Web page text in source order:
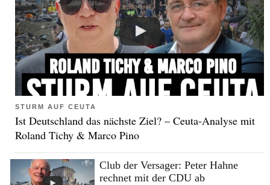
STURM AUF CEUTA
Ist Deutschland das nächste Ziel? – Ceuta-Analyse mit
Roland Tichy & Marco Pino
Club der Versager: Peter Hahne
rechnet mit der CDU ab